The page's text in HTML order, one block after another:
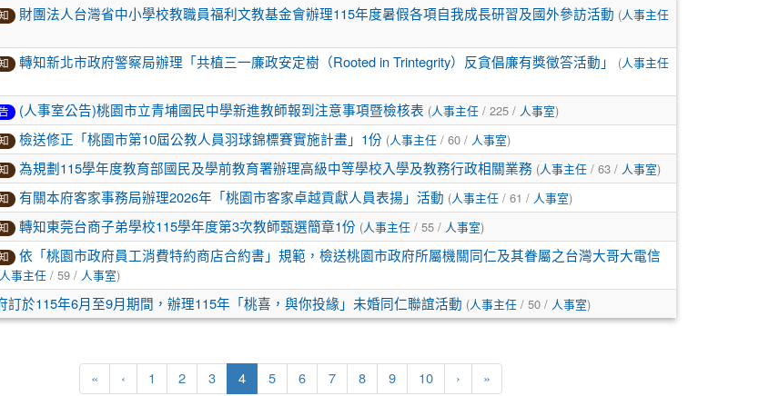
財團法人台灣省中小學校教職員福利文教基金會辦理115年度暑假各項自我成長研習及國外參訪活動 (人事主任
轉知新北市政府警察局辦理「共植三一廉政安定樹（Rooted in Trintegrity）反貪倡廉有獎徵答活動」 (人事主任
(人事室公告)桃園市立青埔國民中學新進教師報到注意事項暨檢核表 (人事主任/ 225 / 人事室)
檢送修正「桃園市第10屆公教人員羽球錦標賽實施計畫」1份 (人事主任/ 60 / 人事室)
為規劃115學年度教育部國民及學前教育署辦理高級中等學校入學及教務行政相關業務 (人事主任/ 63 / 人事室)
有關本府客家事務局辦理2026年「桃園市客家卓越貢獻人員表揚」活動 (人事主任/ 61 / 人事室)
轉知東莞台商子弟學校115學年度第3次教師甄選簡章1份 (人事主任/ 55 / 人事室)
依「桃園市政府員工消費特約商店合約書」規範，檢送桃園市政府所屬機關同仁及其眷屬之台灣大哥大電信
事主任/ 59 / 人事室)
訂於115年6月至9月期間，辦理115年「桃喜，與你投緣」未婚同仁聯誼活動 (人事主任/ 50 / 人事室)
« ‹ 1 2 3 4(current)
5 6 7 8 9 10 › »